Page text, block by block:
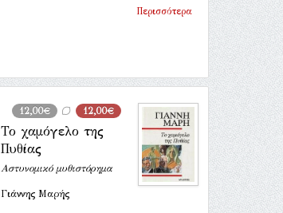
Περισσότερα
12,00€ 12,00€
Το χαμόγελο της
Πυθίας
Αστυνομικό μυθιστόρημα
Γιάννης Μαρής